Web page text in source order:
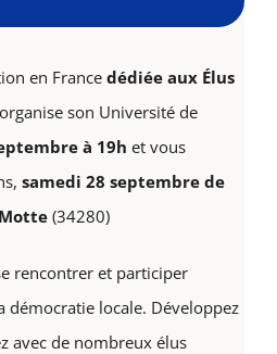
en France dédiée aux Élus
son Université de
à 19h et vous
samedi 28 septembre de
(34280)
rencontrer et participer
démocratie locale. Développez
avec de nombreux élus